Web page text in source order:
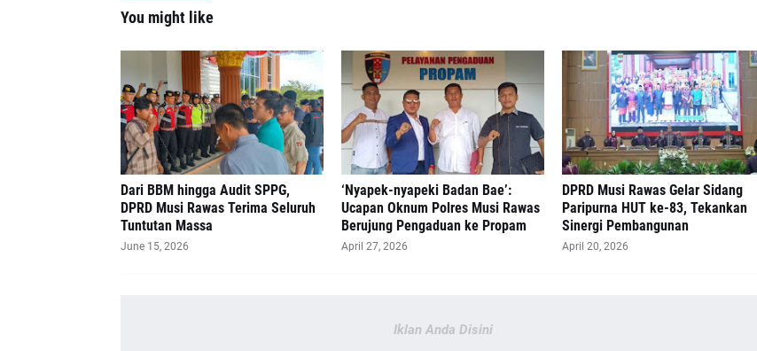
You might like
Dari BBM hingga Audit SPPG,
DPRD Musi Rawas Terima Seluruh
Tuntutan Massa
June 15, 2026
‘Nyapek-nyapeki Badan Bae’:
Ucapan Oknum Polres Musi Rawas
Berujung Pengaduan ke Propam
April 27, 2026
DPRD Musi Rawas Gelar Sidang
Paripurna HUT ke-83, Tekankan
Sinergi Pembangunan
April 20, 2026
Iklan Anda Disini